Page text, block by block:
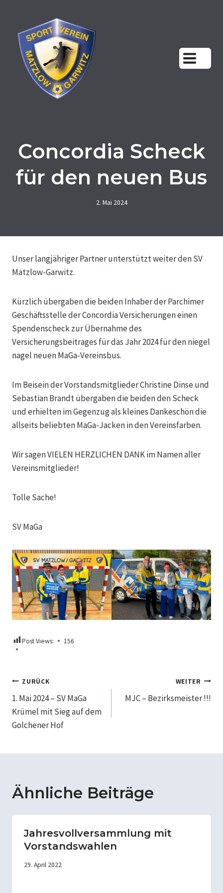
springen
Concordia Scheck
für den neuen Bus
2. Mai 2024
Unser langjähriger Partner unterstützt weiter den SV
Matzlow-Garwitz.
Kürzlich übergaben die beiden Inhaber der Parchimer
Geschäftsstelle der Concordia Versicherungen einen
Spendenscheck zur Übernahme des
Versicherungsbeitrages für das Jahr 2024 für den niegel
nagel neuen MaGa-Vereinsbus.
Im Beisein der Vorstandsmitglieder Christine Dinse und
Sebastian Brandt übergaben die beiden den Scheck
und erhielten im Gegenzug als kleines Dankeschön die
allseits beliebten MaGa-Jacken inden Vereinsfarben.
Wir sagen VIELEN HERZLICHEN DANK im Namen aller
Vereinsmitglieder!
Tolle Sache!
SV MaGa
Post Views: 156
Beitragsnavigation
ZURÜCK
1. Mai 2024 – SV MaGa
Krümel mit Sieg auf dem
Golchener Hof
WEITER
MJC – Bezirksmeister !!!
Ähnliche Beiträge
Jahresvollversammlung mit
Vorstandswahlen
29. April 2022